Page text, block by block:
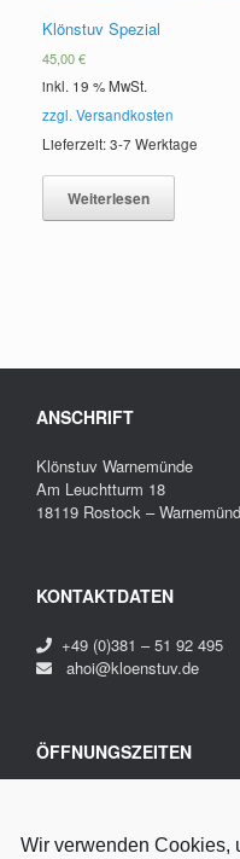
Wir verwenden Cookies,
Klönstuv Spezial
45,00€
inkl. 19 % MwSt.
zzgl. Versandkosten
Lieferzeit: 3-7 Werktage
Weiterlesen
ANSCHRIFT
Klönstuv Warnemünde
Am Leuchtturm 18
18119 Rostock –
KONTAKTDATEN
+49 (0)381 – 51 92 495
ahoi@kloenstuv.de
ÖFFNUNGSZEITEN
Fr. + Sa. bis 06:00 Uhr